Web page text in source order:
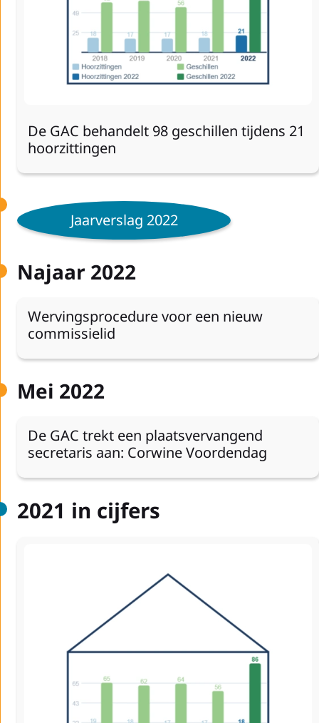
De GAC behandelt 98 geschillen tijdens 21
hoorzittingen
Jaarverslag 2022
Najaar 2022
Wervingsprocedure voor een nieuw
commissielid
Mei 2022
De GAC trekt een plaatsvervangend
secretaris aan: Corwine Voordendag
2021 in cijfers